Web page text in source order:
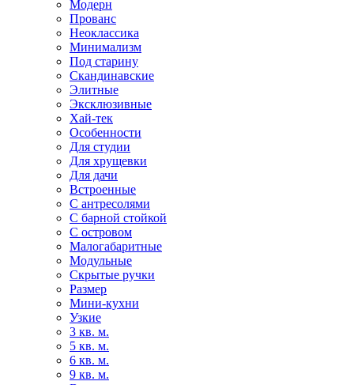
Модерн
Прованс
Неоклассика
Минимализм
Под старину
Скандинавские
Элитные
Эксклюзивные
Хай-тек
Особенности
Для студии
Для хрущевки
Для дачи
Встроенные
С антресолями
С барной стойкой
С островом
Малогабаритные
Модульные
Скрытые ручки
Размер
Мини-кухни
Узкие
3 кв. м.
5 кв. м.
6 кв. м.
9 кв. м.